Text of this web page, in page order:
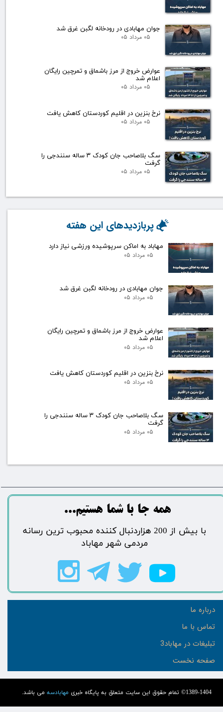
جوان مهابادی در رودخانه لگبن غرق شد
۰۵ مرداد ۰۵
عوارض خروج از مرز باشماق و تمرچین رایگان
اعلام شد
۰۵ مرداد ۰۵
نرخ بنزین در اقلیم کوردستان کاهش یافت
۰۵ مرداد ۰۵
سگ بلاصاحب جان کودک ۳ ساله سنندجی را
گرفت
۰۵ مرداد ۰۵
مهاباد به اماکن سرپوشیده ورزشی نیاز دارد
۰۵ مرداد ۰۵
جوان مهابادی در رودخانه لگبن غرق شد
۰۵ مرداد ۰۵
عوارض خروج از مرز باشماق و تمرچین رایگان
اعلام شد
۰۵ مرداد ۰۵
نرخ بنزین در اقلیم کوردستان کاهش یافت
۰۵ مرداد ۰۵
سگ بلاصاحب جان کودک ۳ ساله سنندجی را
گرفت
۰۵ مرداد ۰۵
پربازدیدهای این هفته
1389-1404© تمام حقوق این سایت متعلق به پایگاه خبری مهابادسه می باشد.
درباره ما
تماس با ما
تبلیغات در مهاباد3
صفحه نخست
​​​همه جا با شما هستیم...​​​​​​​​​​​​​​
​با بیش از 200 هزاردنبال کننده محبوب ترین رسانه
مردمی شهر مهاباد​​​​​​​​​​​​​​